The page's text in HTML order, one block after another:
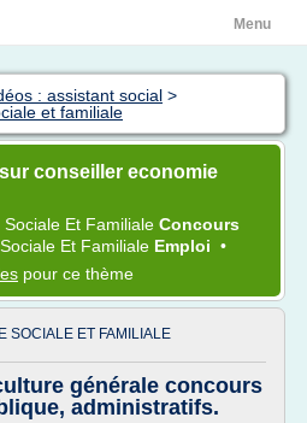
Menu
: assistant social >
et familiale
conseiller economie
Sociale Et Familiale Concours
Et Familiale Emploi •
pour ce thème
SOCIALE ET FAMILIALE
générale concours
administratifs.